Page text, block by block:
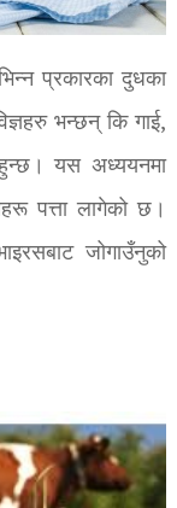
प्रकारका दुधका
भन्छन् कि गाई,
यस अध्ययनमा
पत्ता लागेको छ।
जोगाउँनुको